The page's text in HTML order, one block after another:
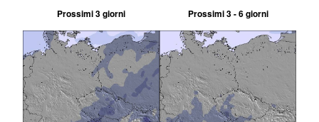
Prossimi 3 giorni Prossimi 3 - 6 giorni